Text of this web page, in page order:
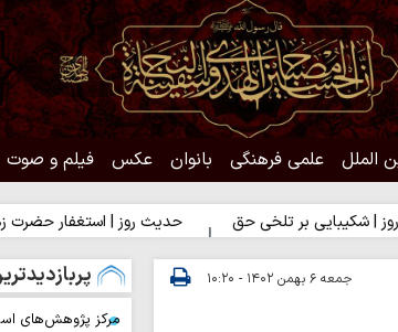
الملل علمی فرهنگی بانوان عکس فیلم و صوت
بر تلخی حق حدیث روز | استغفار حضرت زهرا(س)
جمعه ۶ بهمن ۱۴۰۲ - ۱۰:۲۰
مرکز پژوهش‌های